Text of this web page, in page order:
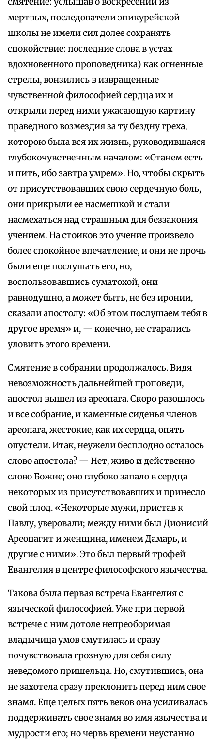
мертвых, последователи эпикурейской
школы не имели сил долее сохранять
спокойствие: последние слова в устах
вдохновенного проповедника) как огненные
стрелы, вонзились в извращенные
чувственной философией сердца их и
открыли перед ними ужасающую картину
праведного возмездия за ту бездну греха,
которою была вся их жизнь, руководившаяся
глубокочувственным началом: «Станем есть
и пить, ибо завтра умрем». Но, чтобы скрыть
от присутствовавших свою сердечную боль,
они прикрыли ее насмешкой и стали
насмехаться над страшным для беззакония
учением. На стоиков это учение произвело
более спокойное впечатление, и они не прочь
были еще послушать его, но,
воспользовавшись суматохой, они
равнодушно, а может быть, не без иронии,
сказали апостолу: «Об этом послушаем тебя в
другое время» и, — конечно, не старались
уловить этого времени.
Смятение в собрании продолжалось. Видя
невозможность дальнейшей проповеди,
апостол вышел из ареопага. Скоро разошлось
и все собрание, и каменные сиденья членов
ареопага, жестокие, как их сердца, опять
опустели. Итак, неужели бесплодно осталось
слово апостола? — Нет, живо и действенно
слово Божие; оно глубоко запало в сердца
некоторых из присутствовавших и принесло
свой плод. «Некоторые мужи, пристав к
Павлу, уверовали; между ними был Дионисий
Ареопагит и женщина, именем Дамарь, и
другие с ними». Это был первый трофей
Евангелия в центре философского язычества.
Такова была первая встреча Евангелия с
языческой философией. Уже при первой
встрече с ним дотоле непреоборимая
владычица умов смутилась и сразу
почувствовала грозную для себя силу
неведомого пришельца. Но, смутившись, она
не захотела сразу преклонить перед ним свое
знамя. Еще целых пять веков она усиливалась
поддерживать свое знамя во имя язычества и
мудрости его; но червь времени неустанно